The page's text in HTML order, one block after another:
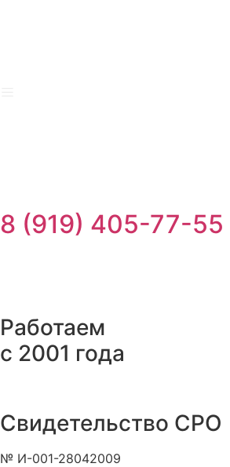
8 (919) 405-77-55
Работаем
с 2001 года
Свидетельство СРО
№ И-001-28042009